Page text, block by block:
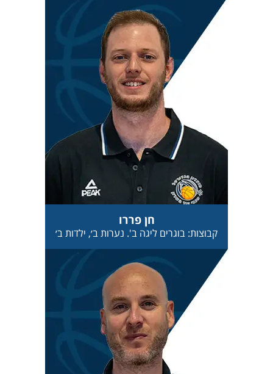
חן פררו
קבוצות: בוגרים ליגה ב'. נערות ב׳, ילדות ב׳